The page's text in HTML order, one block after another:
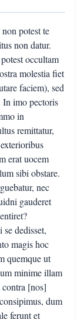
potest te
non datur.
occultam
molestia fiet
faciem), sed
In imo pectoris
in
remittatur,
erat uocem
sibi obstare.
nec
gauderet
dedisset,
magis hoc
quemque ut
minime illam
contra [nos]
dum
ferunt et